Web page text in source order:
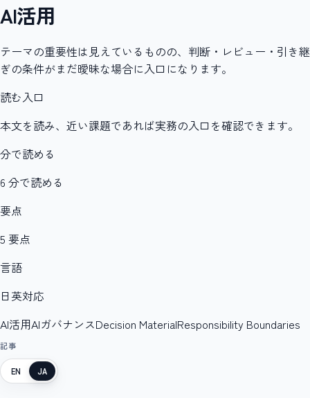
AI活用
テーマの重要性は見えているものの、判断・レビュー・引き継
ぎの条件がまだ曖昧な場合に入口になります。
読む入口
本文を読み、近い課題であれば実務の入口を確認できます。
分で読める
6 分で読める
要点
5 要点
言語
日英対応
AI活用AIガバナンスDecision MaterialResponsibility Boundaries
記事
EN JA